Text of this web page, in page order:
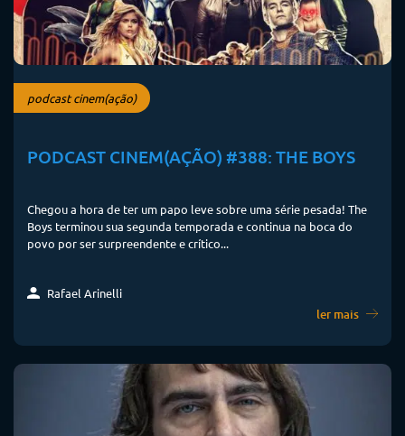
podcast cinem(ação)
PODCAST CINEM(AÇÃO) #388: THE BOYS
Chegou a hora de ter um papo leve sobre uma série pesada! The
Boys terminou sua segunda temporada e continua na boca do
povo por ser surpreendente e crítico...
Rafael Arinelli
ler mais